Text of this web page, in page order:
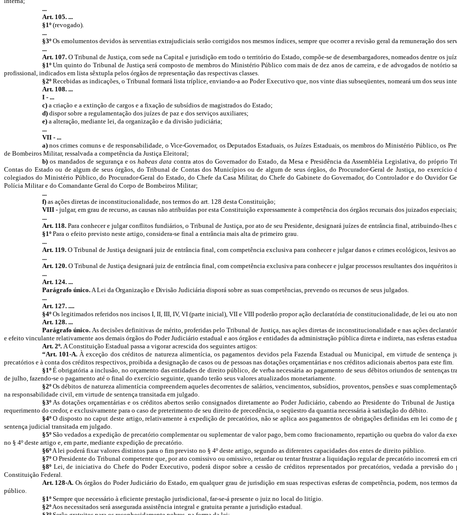
...
Art. 105. ...
§1º (revogado).
...
§3ºOs emolumentos devidos às serventias extrajudiciais serão corrigidos nos mesmos índices, sempre que ocorrer a revisão geral da remuneração dos
...
Art. 107. O Tribunal de Justiça, com sede na Capital e jurisdição em todo o território do Estado, compõe-se de desembargadores, nomeados dentre os
§1ºUm quinto do Tribunal de Justiça será composto de membros do Ministério Público com mais de dez anos de carreira, e de advogados de notório
profissional, indicados em lista sêxtupla pelos órgãos de representação das respectivas classes.
§2ºRecebidas as indicações, o Tribunal formará lista tríplice, enviando-a ao Poder Executivo que, nos vinte dias subseqüentes, nomeará um dos seus
Art. 108. ...
I - ...
c)a criação e a extinção de cargos e a fixação de subsídios de magistrados do Estado;
d) dispor sobre a regulamentação dos juízes de paz e dos serviços auxiliares;
e)a alteração, mediante lei, da organização e da divisão judiciária;
...
VII - ...
a)nos crimes comuns e de responsabilidade, o Vice-Governador, os Deputados Estaduais, os Juízes Estaduais, os membros do Ministério Público, os
de Bombeiros Militar, ressalvada a competência da Justiça Eleitoral;
b)os mandados de segurança e oshabeas data contra atos do Governador do Estado, da Mesa e Presidência da Assembléia Legislativa, do próprio
Contas do Estado ou de algum de seus órgãos, do Tribunal de Contas dos Municípios ou de algum de seus órgãos, do Procurador-Geral de Justiça, no
colegiados do Ministério Público, do Procurador-Geral do Estado, do Chefe da Casa Militar, do Chefe do Gabinete do Governador, do Controlador e do Ouvidor
Polícia Militar e do Comandante Geral do Corpo de Bombeiros Militar;
...
f)as ações diretas de inconstitucionalidade, nos termos do art. 128 desta Constituição;
VIII -julgar, em grau de recurso, as causas não atribuídas por esta Constituição expressamente à competência dos órgãos recursais dos juizados especiais;
...
Art. 118. Para conhecer e julgar conflitos fundiários, o Tribunal de Justiça, por ato de seu Presidente, designará juízes de entrância final, atribuindo-lhes
§1ºPara o efeito previsto neste artigo, considera-se final a entrância mais alta de primeiro grau.
...
Art. 119. O Tribunal de Justiça designará juiz de entrância final, com competência exclusiva para conhecer e julgar danos e crimes ecológicos, lesivos
...
Art. 120. O Tribunal de Justiça designará juiz de entrância final, com competência exclusiva para conhecer e julgar processos resultantes dos inquéritos
...
Art. 124. ...
Parágrafo único.A Lei da Organização e Divisão Judiciária disporá sobre as suas competências, prevendo os recursos de seus julgados.
...
Art. 127. ....
§4ºOs legitimados referidos nos incisos I, II, III, IV, VI (parte inicial), VII e VIII poderão propor ação declaratória de constitucionalidade, de lei ou ato
Art. 128. ...
Parágrafo único. As decisões definitivas de mérito, proferidas pelo Tribunal de Justiça, nas ações diretas de inconstitucionalidade e nas ações
e efeito vinculante relativamente aos demais órgãos do Poder Judiciário estadual e aos órgãos e entidades da administração pública direta e indireta, nas esferas
Art. 2º. A Constituição Estadual passa a vigorar acrescida dos seguintes artigos:
“Art. 101-A.À exceção dos créditos de natureza alimentícia, os pagamentos devidos pela Fazenda Estadual ou Municipal, em virtude de sentença
precatórios e à conta dos créditos respectivos, proibida a designação de casos ou de pessoas nas dotações orçamentárias e nos créditos adicionais abertos para este fim.
§1ºÉ obrigatória a inclusão, no orçamento das entidades de direito público, de verba necessária ao pagamento de seus débitos oriundos de sentenças
de julho, fazendo-se o pagamento até o final do exercício seguinte, quando terão seus valores atualizados monetariamente.
§2ºOs débitos de natureza alimentícia compreendem aqueles decorrentes de salários, vencimentos, subsídios, proventos, pensões e suas
na responsabilidade civil, em virtude de sentença transitada em julgado.
§3ºAs dotações orçamentárias e os créditos abertos serão consignados diretamente ao Poder Judiciário, cabendo ao Presidente do Tribunal de
requerimento do credor, e exclusivamente para o caso de preterimento de seu direito de precedência, o seqüestro da quantia necessária à satisfação do débito.
§4ºO disposto no caput deste artigo, relativamente à expedição de precatórios, não se aplica aos pagamentos de obrigações definidas em lei como
sentença judicial transitada em julgado.
§5ºSão vedados a expedição de precatório complementar ou suplementar de valor pago, bem como fracionamento, repartição ou quebra do valor da
no § 4º deste artigo e, em parte, mediante expedição de precatório.
§6ºA lei poderá fixar valores distintos para o fim previsto no § 4º deste artigo, segundo as diferentes capacidades dos entes de direito público.
§7ºO Presidente do Tribunal competente que, por ato comissivo ou omissivo, retardar ou tentar frustrar a liquidação regular de precatório incorrerá em
§8ºLei, de iniciativa do Chefe do Poder Executivo, poderá dispor sobre a cessão de créditos representados por precatórios, vedada a previsão
Constituição Federal.
Art. 128-A. Os órgãos do Poder Judiciário do Estado, em qualquer grau de jurisdição em suas respectivas esferas de competência, podem, nos
público.
§1º Sempre que necessário à eficiente prestação jurisdicional, far-se-á presente o juiz no local do litígio.
§2ºAos necessitados será assegurada assistência integral e gratuita perante a jurisdição estadual.